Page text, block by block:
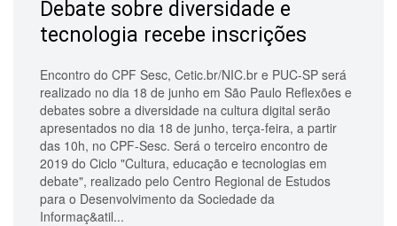
Debate sobre diversidade e
tecnologia recebe inscrições
Encontro do CPF Sesc, Cetic.br/NIC.br e PUC-SP será
realizado no dia 18 de junho em São Paulo Reflexões e
debates sobre a diversidade na cultura digital serão
apresentados no dia 18 de junho, terça-feira, a partir
das 10h, no CPF-Sesc. Será o terceiro encontro de
2019 do Ciclo "Cultura, educação e tecnologias em
debate", realizado pelo Centro Regional de Estudos
para o Desenvolvimento da Sociedade da
Informaç&atil...